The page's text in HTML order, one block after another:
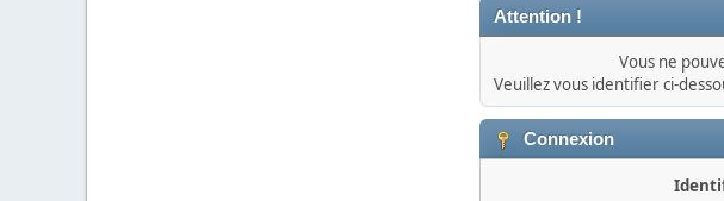
Attention !
Vous ne
Veuillez vous identifier ci-
Connexion